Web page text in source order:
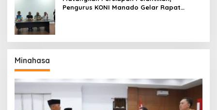
Pengurus KONI Manado Gelar Rapat
Minahasa